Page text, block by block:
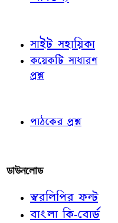
সাইট সহায়িকা
কয়েকটি সাধারণ
প্রশ্ন
পাঠকের প্রশ্ন
ডাউনলোড
স্বরলিপির ফন্ট
বাংলা কি-বোর্ড